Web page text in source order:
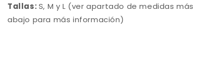
Tallas:S, M y L (ver apartado de medidas más
abajo para más información)